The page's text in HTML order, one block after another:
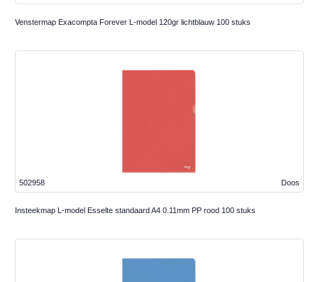
Venstermap Exacompta Forever L-model 120gr lichtblauw 100 stuks
Doos
502958
Insteekmap L-model Esselte standaard A4 0.11mm PP rood 100 stuks